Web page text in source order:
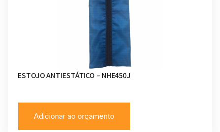
ESTOJO ANTIESTÁTICO – NHE450J
Adicionar ao orçamento